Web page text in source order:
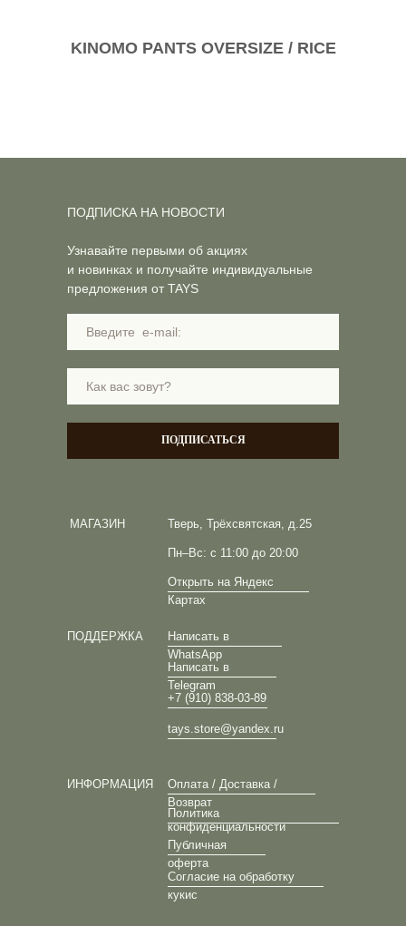
KINOMO PANTS OVERSIZE / RICE
Тверь, Трёхсвятская, д.25
Пн–Вс: с 11:00 до 20:00
Открыть на Яндекс
Картах
МАГАЗИН
ПОДДЕРЖКА
Написать в
WhatsApp
Написать в
Telegram
+7 (910) 838-03-89
tays.store@yandex.ru
ИНФОРМАЦИЯ
Оплата / Доставка /
Возврат
Политика
конфиденциальности
Публичная
оферта
Согласие на обработку
кукис
Узнавайте первыми об акциях
и новинках и получайте индивидуальные
предложения от TAYS
ПОДПИСАТЬСЯ
ПОДПИСКА НА НОВОСТИ